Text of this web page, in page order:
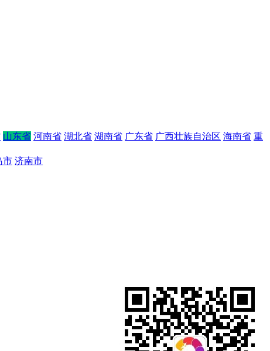
山东省 河南省 湖北省 湖南省 广东省 广西壮族自治区 海南省 重
市 济南市